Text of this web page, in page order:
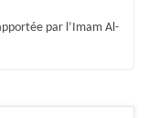
par l’Imam Al-